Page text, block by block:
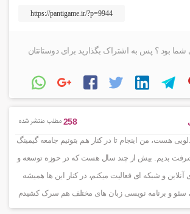
بود ؟ پس به اشتراک بگذارید برای دوستانتان
258مطلب منتشر شده
هست، من اینجام تا در کنار هم بتونیم جامعه گیمینگ
بدیم. بیش از چند سال هست که در حوزه توسعه و
آنلاین و شبکه ای فعالیت میکنم، در کنار این ها همیشه
و برنامه نویسی زبان های مختلف هم سرک کشیدم